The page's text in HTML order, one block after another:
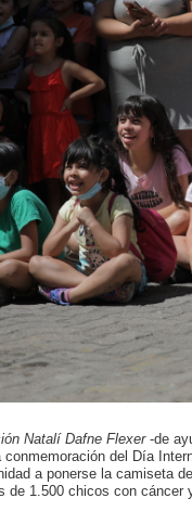
Natalí Dafne Flexer-de
del Día
a ponerse la camiseta
de 1.500 chicos con cáncer